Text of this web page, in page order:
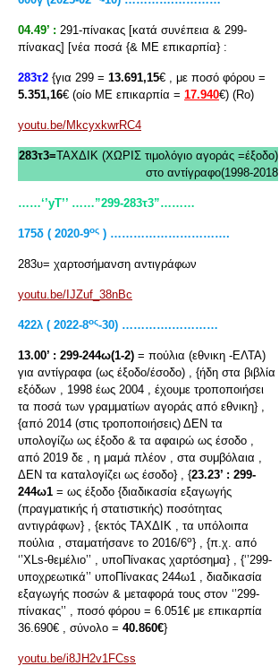
04.49’ : 291-πίνακας [κατά συνέπεια & 299-
πίνακας] [νέα ποσά {& ΜΕ επικαρπία} :
283τ2 {για 299 = 13.691,15€ , με ποσό φόρου =
5.351,16€ (οίο ΜΕ επικαρπία = 17.940€) (Rο)
youtu.be/MkcyxkwrRC4
283τ3=ΤΑΧΔΙΚ (ΧΩΡΙΣ τιμολόγιο αγοράς =έξοδο)
στο αντίγραφο(1998-2018
……‘’yT’’ ……”299-283τ3”………
175δ ( 2020-9ος ) ………………………….
283υ= χαρτοσήμανση αντιγράφων
youtu.be/IJZuf_38nBc
422λ ( 2022-8ος-30) ………….…………
13.00’ : 299-244ω(1-2) = πούλια (εθνικη -ΕΛΤΑ)
για αντίγραφα (ως έξοδο/έσοδο) , {ήδη στα βιβλία
εξόδων , 1998 έως 2004 , έχουμε τροποποιήσει
τα ποσά των γραμματίων αγοράς από εθνικη} ,
{από 2014 (στις τροποποιήσεις) ΔΕΝ τα
υπολογίζω ως έξοδο & τα αφαιρώ ως έσοδο ,
από 2019 δε , η μαμά πλέον , στα συμβόλαια ,
ΔΕΝ τα καταλογίζει ως έσοδο} , {23.23’ : 299-
244ω1 = ως έξοδο {διαδικασία εξαγωγής
(πραγματικής ή στατιστικής) ποσότητας
αντιγράφων} , {εκτός ΤΑΧΔΙΚ , τα υπόλοιπα
πούλια , σταματήσανε το 2016/6ο} , {π.χ. από
‘’XLs-θεμέλιο’’ , υποΠίνακας χαρτόσημα} , {‘’299-
υποχρεωτικά’’ υποΠίνακας 244ω1 , διαδικασία
εξαγωγής ποσών & μεταφορά τους στον ‘’299-
πίνακας’’ , ποσό φόρου = 6.051€ με επικαρπία
36.690€ , σύνολο = 40.860€}
youtu.be/i8JH2v1FCss